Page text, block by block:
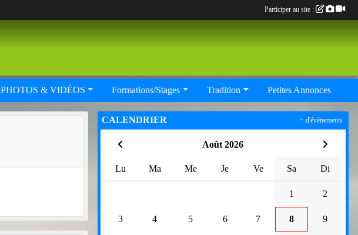
PHOTOS & VIDÉOS Formations/Stages Tradition Petites Annonces
CALENDRIER
Août 2026
Lu Ma Me Je Ve Sa Di
1 2
3 4 5 6 7 8 9
+ d'évènements
Participer au site :